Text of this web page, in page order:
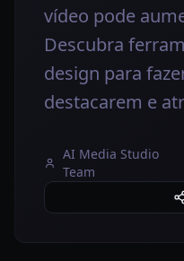
vídeo pode
Descubra
design para
destacarem e
AI Media Studio
Team